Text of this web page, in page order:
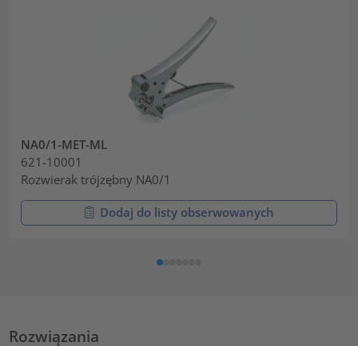
NA0/1-MET-ML
621-10001
Rozwierak trójzębny NA0/1
Dodaj do listy obserwowanych
Rozwiązania